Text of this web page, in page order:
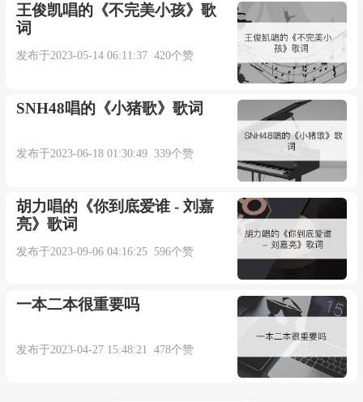
王俊凯唱的《不完美小孩》歌
词
发布于2023-05-14 06:11:37 420个赞
SNH48唱的《小猪歌》歌词
发布于2023-06-18 01:30:49 339个赞
胡力唱的《你到底爱谁 - 刘嘉
亮》歌词
发布于2023-09-06 04:16:25 596个赞
一本二本很重要吗
发布于2023-04-27 15:48:21 478个赞